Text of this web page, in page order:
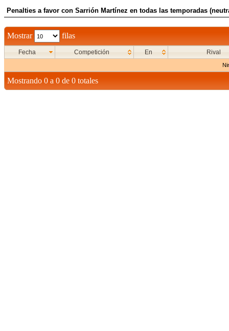
Penalties a favor con Sarrión Martínez en todas las temporadas
Mostrar filas
Fecha Competición En Rival
Mostrando 0 a 0 de 0 totales